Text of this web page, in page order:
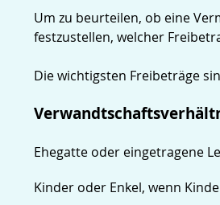
Um zu beurteilen, ob eine
festzustellen, welcher
Die wichtigsten Freibeträge
Ehegatte oder eingetragene
Kinder oder Enkel, wenn